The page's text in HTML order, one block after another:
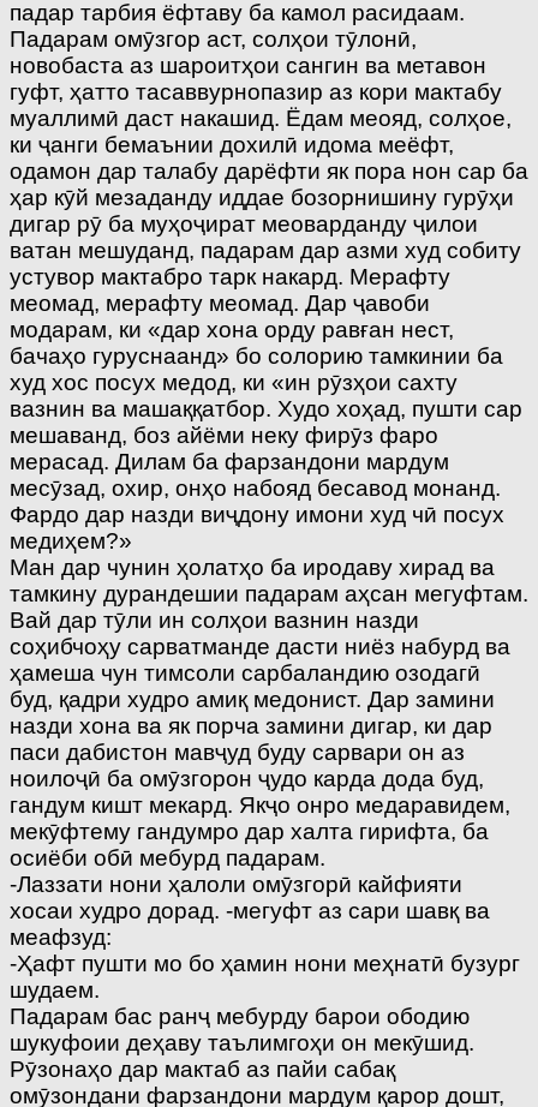
падар тарбия ёфтаву ба камол расидаам.
Падарам омӯзгор аст, солҳои тӯлонӣ,
новобаста аз шароитҳои сангин ва метавон
гуфт, ҳатто тасаввурнопазир аз кори мактабу
муаллимӣ даст накашид. Ёдам меояд, солҳое,
ки ҷанги бемаънии дохилӣ идома меёфт,
одамон дар талабу дарёфти як пора нон сар ба
ҳар кӯй мезаданду иддае бозорнишину гурӯҳи
дигар рӯ ба муҳоҷират меоварданду ҷилои
ватан мешуданд, падарам дар азми худ собиту
устувор мактабро тарк накард. Мерафту
меомад, мерафту меомад. Дар ҷавоби
модарам, ки «дар хона орду равған нест,
бачаҳо гуруснаанд» бо солорию тамкинии ба
худ хос посух медод, ки «ин рӯзҳои сахту
вазнин ва машаққатбор. Худо хоҳад, пушти сар
мешаванд, боз айёми неку фирӯз фаро
мерасад. Дилам ба фарзандони мардум
месӯзад, охир, онҳо набояд бесавод монанд.
Фардо дар назди виҷдону имони худ чӣ посух
медиҳем?»
Ман дар чунин ҳолатҳо ба иродаву хирад ва
тамкину дурандешии падарам аҳсан мегуфтам.
Вай дар тӯли ин солҳои вазнин назди
соҳибчоҳу сарватманде дасти ниёз набурд ва
ҳамеша чун тимсоли сарбаландию озодагӣ
буд, қадри худро амиқ медонист. Дар замини
назди хона ва як порча замини дигар, ки дар
паси дабистон мавҷуд буду сарвари он аз
ноилоҷӣ ба омӯзгорон ҷудо карда дода буд,
гандум кишт мекард. Якҷо онро медаравидем,
мекӯфтему гандумро дар халта гирифта, ба
осиёби обӣ мебурд падарам.
-Лаззати нони ҳалоли омӯзгорӣ кайфияти
хосаи худро дорад. -мегуфт аз сари шавқ ва
меафзуд:
-Ҳафт пушти мо бо ҳамин нони меҳнатӣ бузург
шудаем.
Падарам бас ранҷ мебурду барои ободию
шукуфоии деҳаву таълимгоҳи он мекӯшид.
Рӯзонаҳо дар мактаб аз пайи сабақ
омӯзондани фарзандони мардум қарор дошт,